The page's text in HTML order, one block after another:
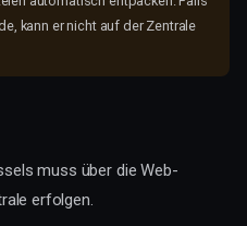
kann er nicht auf der Zentrale
muss über die Web-
erfolgen.